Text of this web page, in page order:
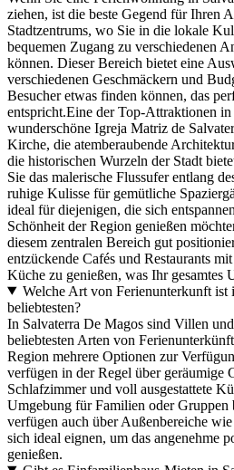
ziehen, ist die beste Gegend für Ihren
Stadtzentrums, wo Sie in die lokale
bequemen Zugang zu verschiedenen
können. Dieser Bereich bietet eine
verschiedenen Geschmäckern und
Besucher etwas finden können, das
entspricht.Eine der Top-Attraktionen
wunderschöne Igreja Matriz de
Kirche, die atemberaubende
die historischen Wurzeln der Stadt
Sie das malerische Flussufer entlang
ruhige Kulisse für gemütliche
ideal für diejenigen, die sich
Schönheit der Region genießen
diesem zentralen Bereich gut
entzückende Cafés und Restaurants
Küche zu genießen, was Ihr gesamtes
Welche Art von Ferienunterkunft ist
beliebtesten?
In Salvaterra De Magos sind Villen
beliebtesten Arten von
Region mehrere Optionen zur
verfügen in der Regel über geräumige
Schlafzimmer und voll ausgestattete
Umgebung für Familien oder
verfügen auch über Außenbereiche
sich ideal eignen, um das angenehme
genießen.